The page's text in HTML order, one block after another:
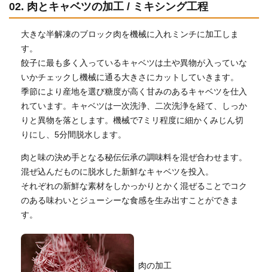
02. 肉とキャベツの加工 / ミキシング工程
大きな半解凍のブロック肉を機械に入れミンチに加工しま
す。
餃子に最も多く入っているキャベツは土や異物が入っていな
いかチェックし機械に通る大きさにカットしていきます。
季節により産地を選び糖度が高く甘みのあるキャベツを仕入
れています。キャベツは一次洗浄、二次洗浄を経て、
しっか
りと異物を落とします。機械で7ミリ程度に細かくみじん切
りにし、5分間脱水します。
肉と味の決め手となる秘伝伝承の調味料を混ぜ合わせます。
混ぜ込んだものに脱水した新鮮なキャベツを投入。
それぞれの新鮮な素材をしかっかりとかく混ぜることでコク
のある味わいとジューシーな食感を生み出すことができま
す。
肉の加工